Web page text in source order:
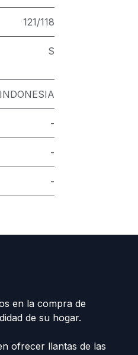
121/118
S
INDONESIA
-
-
-
en la compra de
de su hogar.
ofrecer llantas de las